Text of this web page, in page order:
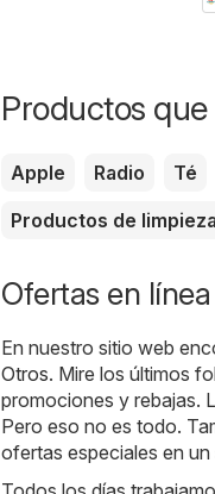
Productos
Apple Radio Té
Productos de limpieza
Ofertas en
En nuestro sitio web
Otros. Mire los últimos
promociones y rebajas.
Pero eso no es todo.
ofertas especiales en un